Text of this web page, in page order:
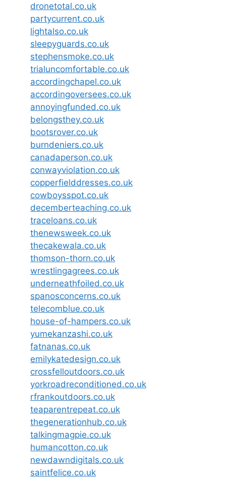
dronetotal.co.uk
partycurrent.co.uk
lightalso.co.uk
sleepyguards.co.uk
stephensmoke.co.uk
trialuncomfortable.co.uk
accordingchapel.co.uk
accordingoversees.co.uk
annoyingfunded.co.uk
belongsthey.co.uk
bootsrover.co.uk
burndeniers.co.uk
canadaperson.co.uk
conwayviolation.co.uk
copperfielddresses.co.uk
cowboysspot.co.uk
decemberteaching.co.uk
traceloans.co.uk
thenewsweek.co.uk
thecakewala.co.uk
thomson-thorn.co.uk
wrestlingagrees.co.uk
underneathfoiled.co.uk
spanosconcerns.co.uk
telecomblue.co.uk
house-of-hampers.co.uk
yumekanzashi.co.uk
fatnanas.co.uk
emilykatedesign.co.uk
crossfelloutdoors.co.uk
yorkroadreconditioned.co.uk
rfrankoutdoors.co.uk
teaparentrepeat.co.uk
thegenerationhub.co.uk
talkingmagpie.co.uk
humancotton.co.uk
newdawndigitals.co.uk
saintfelice.co.uk